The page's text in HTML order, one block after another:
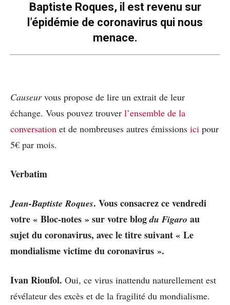
Baptiste Roques, il est revenu sur
l’épidémie de coronavirus qui nous
menace.
Causeurvous propose de lire un extrait de leur
échange. Vous pouvez trouver l’ensemble de la
conversation et de nombreuses autres émissions ici pour
5€ par mois.
Verbatim
Jean-Baptiste Roques. Vous consacrez ce vendredi
votre « Bloc-notes » sur votre blogdu Figaro au
sujet du coronavirus, avec le titre suivant « Le
mondialisme victime du coronavirus ».
Ivan Rioufol. Oui, ce virus inattendu naturellement est
révélateur des excès et de la fragilité du mondialisme.